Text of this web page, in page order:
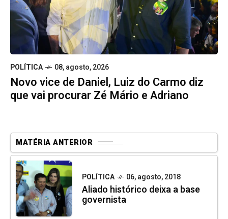
POLÍTICA 08, agosto, 2026
Novo vice de Daniel, Luiz do Carmo diz
que vai procurar Zé Mário e Adriano
MATÉRIA ANTERIOR
POLÍTICA 06, agosto, 2018
Aliado histórico deixa a base
governista